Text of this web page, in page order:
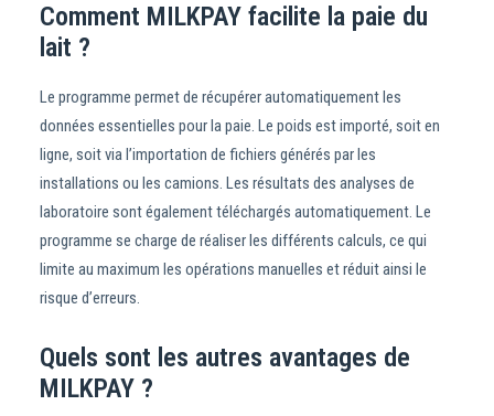
Comment MILKPAY facilite la paie du
lait ?
Le programme permet de récupérer automatiquement les
données essentielles pour la paie. Le poids est importé, soit en
ligne, soit via l’importation de fichiers générés par les
installations ou les camions. Les résultats des analyses de
laboratoire sont également téléchargés automatiquement. Le
programme se charge de réaliser les différents calculs, ce qui
limite au maximum les opérations manuelles et réduit ainsi le
risque d’erreurs.
Quels sont les autres avantages de
MILKPAY ?